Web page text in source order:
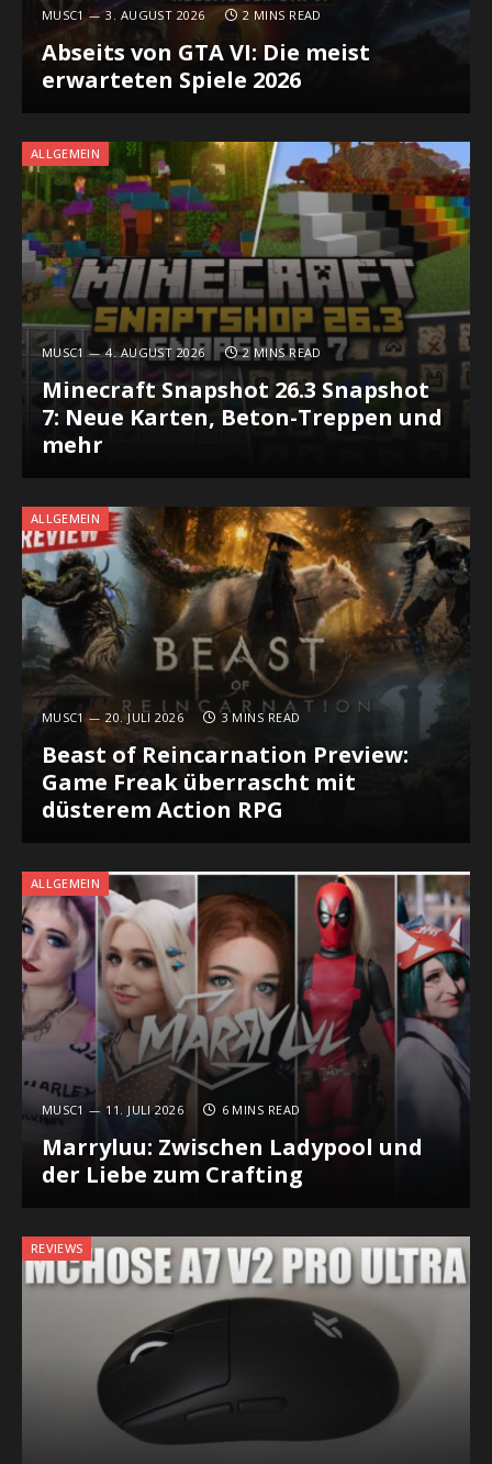
MUSC1 3. AUGUST 2026 2 MINS READ
Abseits von GTA VI: Die meist
erwarteten Spiele 2026
ALLGEMEIN
MUSC1 4. AUGUST 2026 2 MINS READ
Minecraft Snapshot 26.3 Snapshot
7: Neue Karten, Beton-Treppen und
mehr
ALLGEMEIN
MUSC1 20. JULI 2026 3 MINS READ
Beast of Reincarnation Preview:
Game Freak überrascht mit
düsterem Action RPG
ALLGEMEIN
MUSC1 11. JULI 2026 6 MINS READ
Marryluu: Zwischen Ladypool und
der Liebe zum Crafting
REVIEWS